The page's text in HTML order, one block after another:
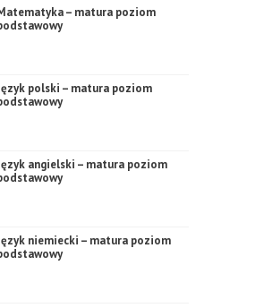
– matura poziom
polski – matura poziom
angielski – matura poziom
niemiecki – matura poziom